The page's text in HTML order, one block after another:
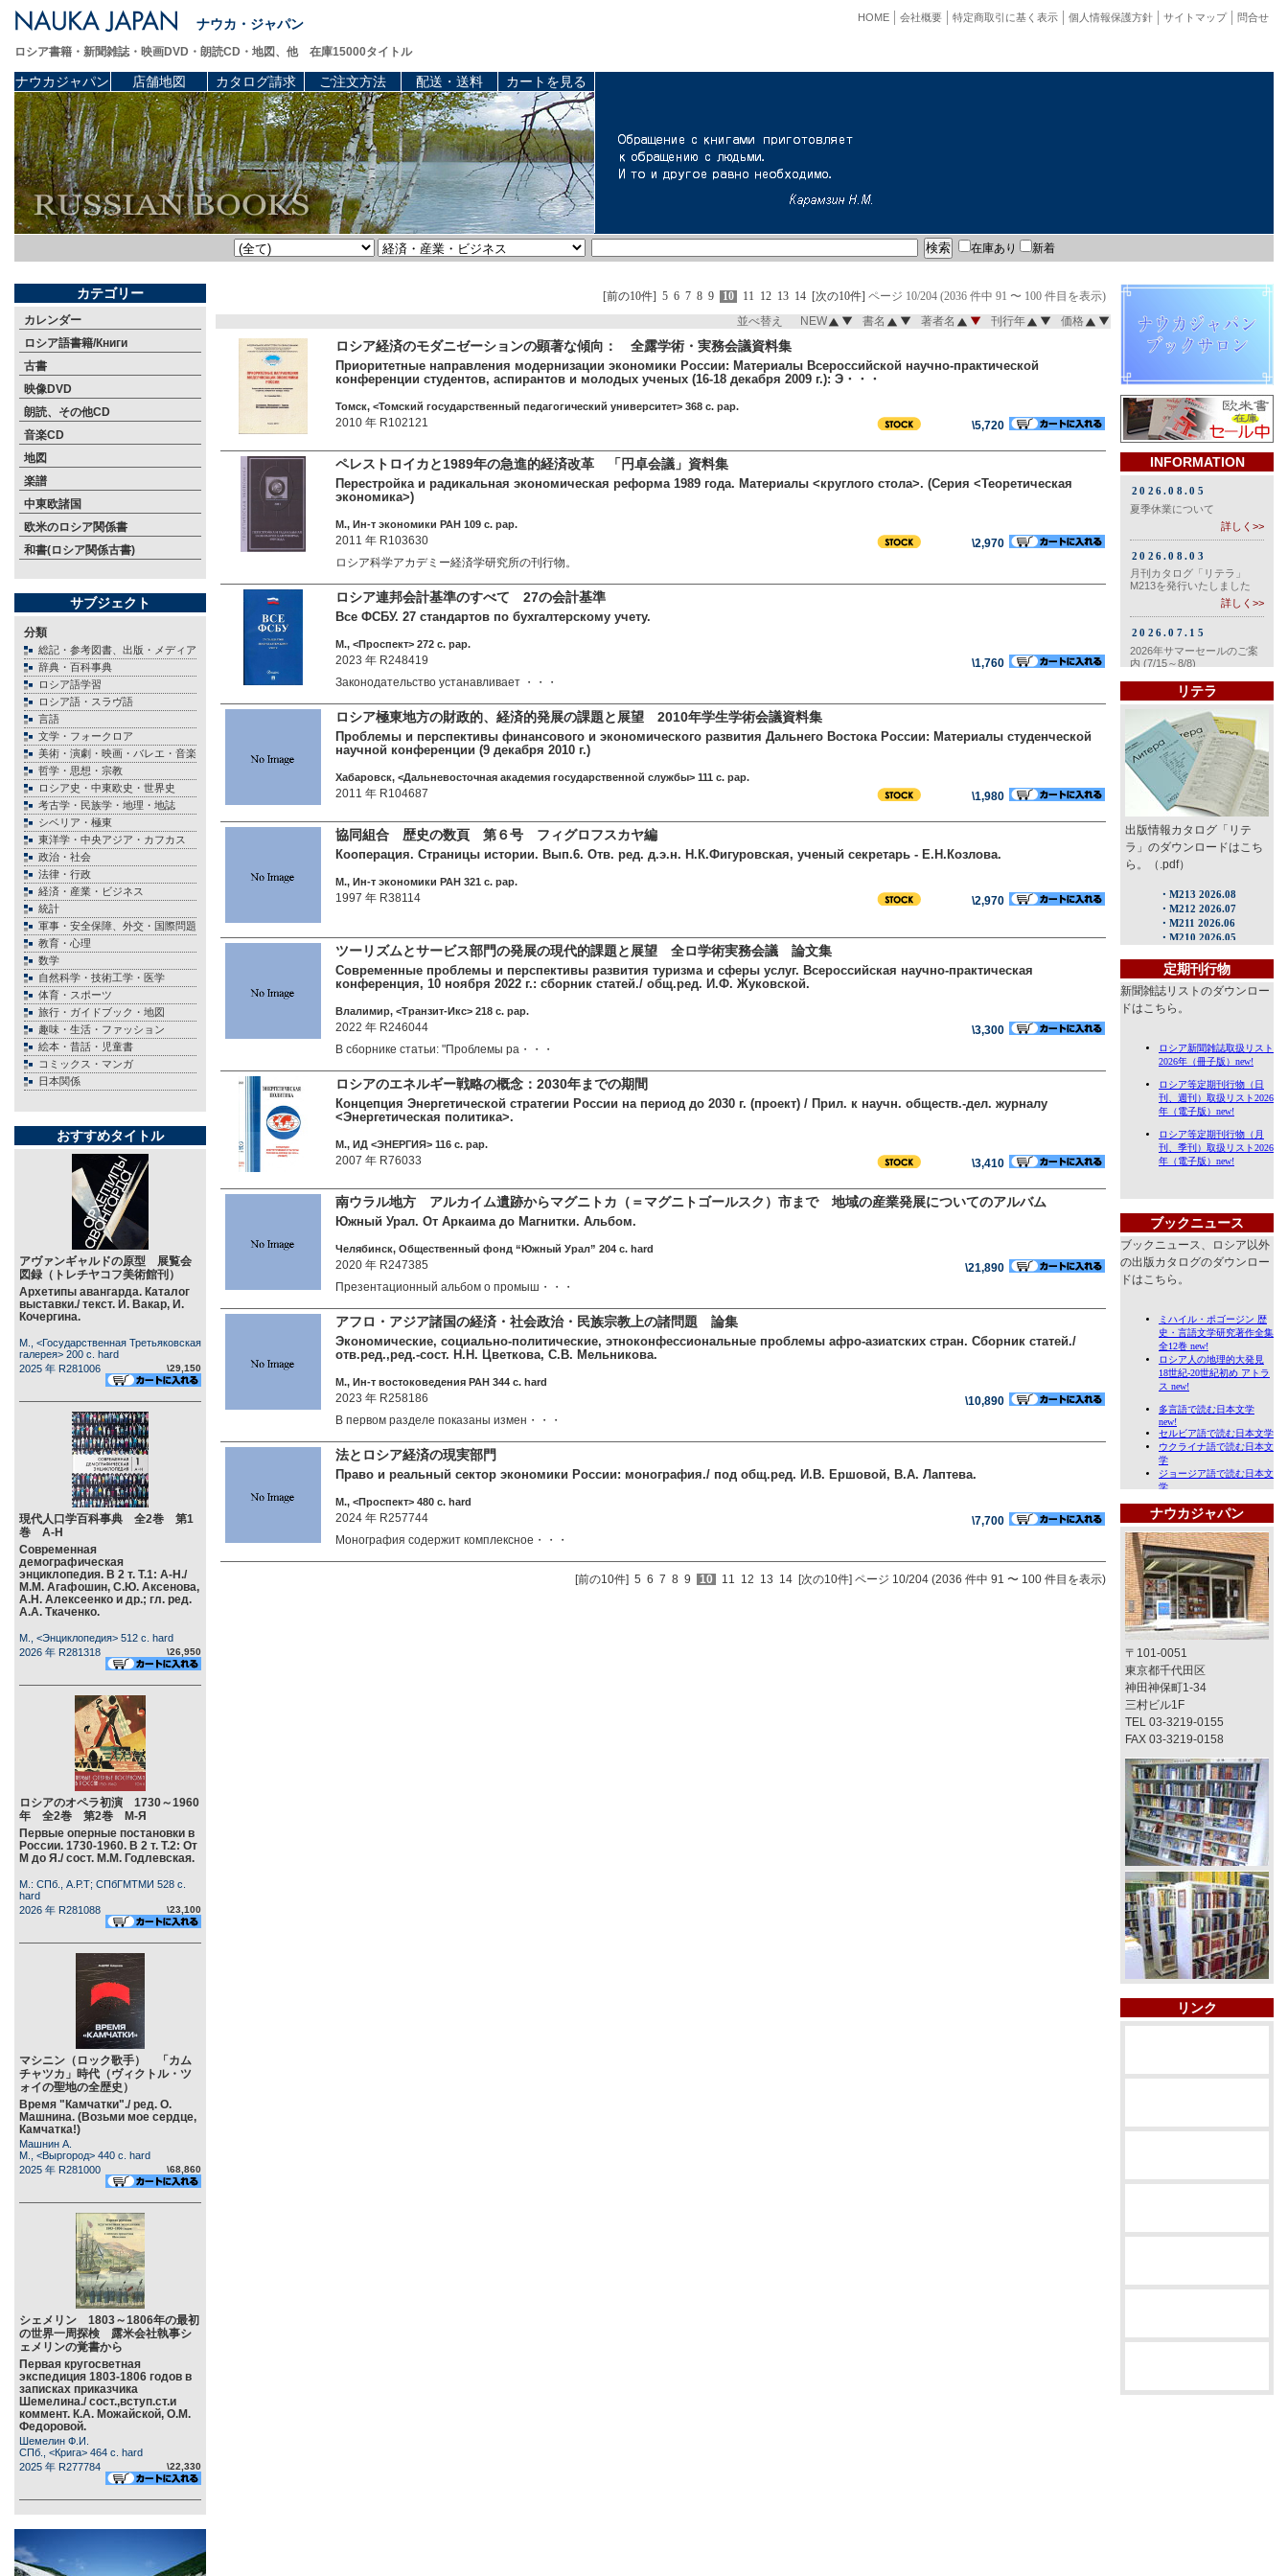
ナウカ・ジャパン 問合せ
サイトマップ
個人情報保護方針
特定商取引に基く表示
会社概要
HOME
ロシア書籍・新聞雑誌・映画DVD・朗読CD・地図、他 在庫15000タイトル
ナウカジャパン 店舗地図 カタログ請求 ご注文方法 配送・送料 カートを見る
在庫あり 新着
カテゴリー
カレンダー
ロシア語書籍/Книги
古書
映像DVD
朗読、その他CD
音楽CD
地図
楽譜
中東欧諸国
欧米のロシア関係書
和書(ロシア関係古書)
サブジェクト
分類
総記・参考図書、出版・メディア
辞典・百科事典
ロシア語学習
ロシア語・スラヴ語
言語
文学・フォークロア
美術・演劇・映画・バレエ・音楽
哲学・思想・宗教
ロシア史・中東欧史・世界史
考古学・民族学・地理・地誌
シベリア・極東
東洋学・中央アジア・カフカス
政治・社会
法律・行政
経済・産業・ビジネス
統計
軍事・安全保障、外交・国際問題
教育・心理
数学
自然科学・技術工学・医学
体育・スポーツ
旅行・ガイドブック・地図
趣味・生活・ファッション
絵本・昔話・児童書
コミックス・マンガ
日本関係
おすすめタイトル
アヴァンギャルドの原型 展覧会
図録（トレチヤコフ美術館刊）
Архетипы авангарда. Каталог
выставки./ текст. И. Вакар, И.
Кочергина.
М., <Государственная Третьяковская
галерея> 200 c. hard
2025 年 R281006
\29,150
現代人口学百科事典 全2巻 第1
巻 А-Н
Современная
демографическая
энциклопедия. В 2 т. Т.1: А-Н./
М.М. Агафошин, С.Ю. Аксенова,
А.Н. Алексеенко и др.; гл. ред.
А.А. Ткаченко.
М., <Энциклопедия> 512 c. hard
2026 年 R281318
\26,950
ロシアのオペラ初演 1730～1960
年 全2巻 第2巻 М-Я
Первые оперные постановки в
России. 1730-1960. В 2 т. Т.2: От
М до Я./ сост. М.М. Годлевская.
М.: СПб., А.Р.Т; СПбГМТМИ 528 c.
hard
2026 年 R281088
\23,100
マシニン（ロック歌手） 「カム
チャツカ」時代（ヴィクトル・ツ
ォイの聖地の全歴史）
Время "Камчатки"./ ред. О.
Машнина. (Возьми мое сердце,
Камчатка!)
Машнин А.
М., <Выргород> 440 c. hard
2025 年 R281000
\68,860
シェメリン 1803～1806年の最初
の世界一周探検 露米会社執事シ
ェメリンの覚書から
Первая кругосветная
экспедиция 1803-1806 годов в
записках приказчика
Шемелина./ сост.,вступ.ст.и
коммент. К.А. Можайской, О.М.
Федоровой.
Шемелин Ф.И.
СПб., <Крига> 464 c. hard
2025 年 R277784
\22,330
[前の10件] 5 6 7 8 9 10 11 12 13 14 [次の10件] ページ 10/204 (2036 件中 91 〜 100 件目を表示)
並べ替え NEW 書名 著者名 刊行年 価格
ロシア経済のモダニゼーションの顕著な傾向： 全露学術・実務会議資料集
Приоритетные направления модернизации экономики России: Материалы Всероссийской научно-практической
конференции студентов, аспирантов и молодых ученых (16-18 декабря 2009 г.): Э・・・
Томск, <Томский государственный педагогический университет> 368 c. pap.
2010 年 R102121 \5,720
ペレストロイカと1989年の急進的経済改革 「円卓会議」資料集
Перестройка и радикальная экономическая реформа 1989 года. Материалы <круглого стола>. (Серия <Теоретическая
экономика>)
М., Ин-т экономики РАН 109 c. pap.
2011 年 R103630
\2,970
ロシア科学アカデミー経済学研究所の刊行物。
ロシア連邦会計基準のすべて 27の会計基準
Все ФСБУ. 27 стандартов по бухгалтерскому учету.
М., <Проспект> 272 c. pap.
2023 年 R248419
\1,760
Законодательство устанавливает ・・・
ロシア極東地方の財政的、経済的発展の課題と展望 2010年学生学術会議資料集
Проблемы и перспективы финансового и экономического развития Дальнего Востока России: Материалы студенческой
научной конференции (9 декабря 2010 г.)
Хабаровск, <Дальневосточная академия государственной службы> 111 c. pap.
2011 年 R104687 \1,980
協同組合 歴史の数頁 第６号 フィグロフスカヤ編
Кооперация. Страницы истории. Вып.6. Отв. ред. д.э.н. Н.К.Фигуровская, ученый секретарь - Е.Н.Козлова.
М., Ин-т экономики РАН 321 c. pap.
1997 年 R38114 \2,970
ツーリズムとサービス部門の発展の現代的課題と展望 全ロ学術実務会議 論文集
Современные проблемы и перспективы развития туризма и сферы услуг. Всероссийская научно-практическая
конференция, 10 ноября 2022 г.: сборник статей./ общ.ред. И.Ф. Жуковской.
Влалимир, <Транзит-Икс> 218 c. pap.
2022 年 R246044
\3,300
В сборнике статьи: "Проблемы ра・・・
ロシアのエネルギー戦略の概念：2030年までの期間
Концепция Энергетической стратегии России на период до 2030 г. (проект) / Прил. к научн. обществ.-дел. журналу
<Энергетическая политика>.
М., ИД <ЭНЕРГИЯ> 116 c. pap.
2007 年 R76033 \3,410
南ウラル地方 アルカイム遺跡からマグニトカ（＝マグニトゴールスク）市まで 地域の産業発展についてのアルバム
Южный Урал. От Аркаима до Магнитки. Альбом.
Челябинск, Общественный фонд “Южный Урал” 204 c. hard
2020 年 R247385
\21,890
Презентационный альбом о промыш・・・
アフロ・アジア諸国の経済・社会政治・民族宗教上の諸問題 論集
Экономические, социально-политические, этноконфессиональные проблемы афро-азиатских стран. Сборник статей./
отв.ред.,ред.-сост. Н.Н. Цветкова, С.В. Мельникова.
М., Ин-т востоковедения РАН 344 c. hard
2023 年 R258186
\10,890
В первом разделе показаны измен・・・
法とロシア経済の現実部門
Право и реальный сектор экономики России: монография./ под общ.ред. И.В. Ершовой, В.А. Лаптева.
М., <Проспект> 480 c. hard
2024 年 R257744
\7,700
Монография содержит комплексное・・・
[前の10件] 5 6 7 8 9 10 11 12 13 14 [次の10件] ページ 10/204 (2036 件中 91 〜 100 件目を表示)
INFORMATION
リテラ
出版情報カタログ「リテ
ラ」のダウンロードはこち
ら。（.pdf）
定期刊行物
新聞雑誌リストのダウンロー
ドはこちら。
ブックニュース
ブックニュース、ロシア以外
の出版カタログのダウンロー
ドはこちら。
ナウカジャパン
〒101-0051
東京都千代田区
神田神保町1-34
三村ビル1F
TEL 03-3219-0155
FAX 03-3219-0158
リンク